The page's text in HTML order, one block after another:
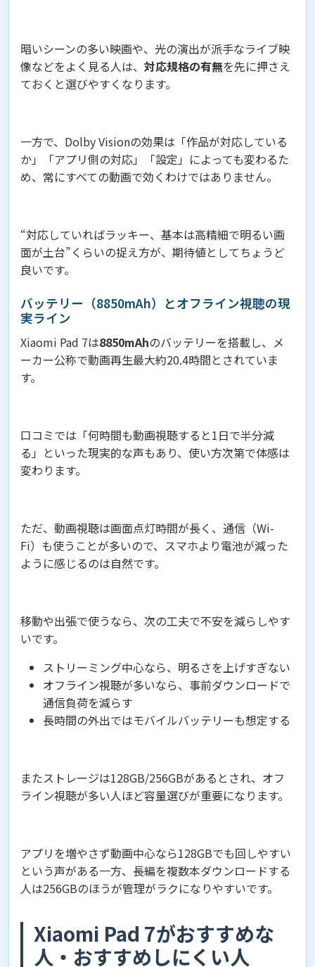
暗いシーンの多い映画や、光の演出が派手なライブ映
像などをよく見る人は、 対応規格の有無を先に押さえ
ておくと選びやすくなります。
一方で、Dolby Visionの効果は「作品が対応している
か」「アプリ側の対応」「設定」によっても変わるた
め、常にすべての動画で効くわけではありません。
“対応していればラッキー、基本は高精細で明るい画
面が土台”くらいの捉え方が、期待値としてちょうど
良いです。
バッテリー（8850mAh）とオフライン視聴の現
実ライン
Xiaomi Pad 7は8850mAhのバッテリーを搭載し、メ
ーカー公称で動画再生最大約20.4時間とされていま
す。
口コミでは「何時間も動画視聴すると1日で半分減
る」といった現実的な声もあり、使い方次第で体感は
変わります。
ただ、動画視聴は画面点灯時間が長く、通信（Wi-
Fi）も使うことが多いので、スマホより電池が減った
ように感じるのは自然です。
移動や出張で使うなら、次の工夫で不安を減らしやす
いです。
ストリーミング中心なら、明るさを上げすぎない
オフライン視聴が多いなら、事前ダウンロードで
通信負荷を減らす
長時間の外出ではモバイルバッテリーも想定する
またストレージは128GB/256GBがあるとされ、オフ
ライン視聴が多い人ほど容量選びが重要になります。
アプリを増やさず動画中心なら128GBでも回しやすい
という声がある一方、長編を複数本ダウンロードする
人は256GBのほうが管理がラクになりやすいです。
Xiaomi Pad 7がおすすめな
人・おすすめしにくい人